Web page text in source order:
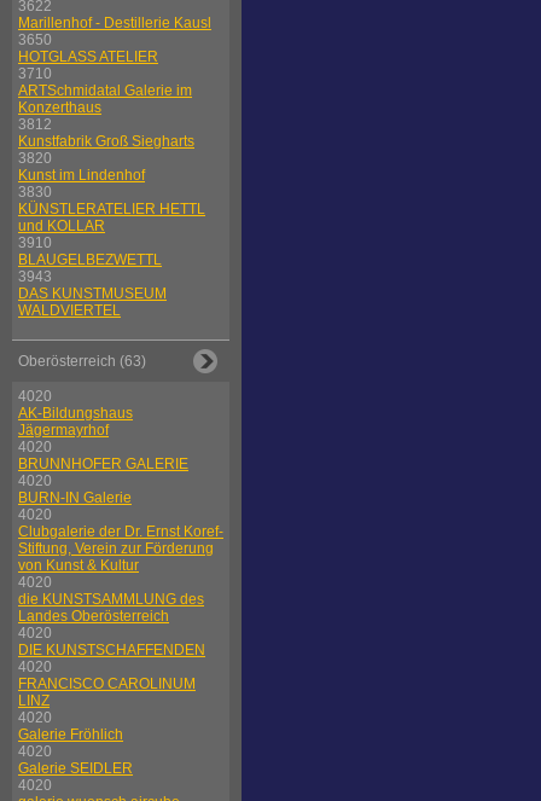
3622
Marillenhof - Destillerie Kausl
3650
HOTGLASS ATELIER
3710
ARTSchmidatal Galerie im
Konzerthaus
3812
Kunstfabrik Groß Siegharts
3820
Kunst im Lindenhof
3830
KÜNSTLERATELIER HETTL
und KOLLAR
3910
BLAUGELBEZWETTL
3943
DAS KUNSTMUSEUM
WALDVIERTEL
Oberösterreich (63)
4020
AK-Bildungshaus
Jägermayrhof
4020
BRUNNHOFER GALERIE
4020
BURN-IN Galerie
4020
Clubgalerie der Dr. Ernst Koref-
Stiftung, Verein zur Förderung
von Kunst & Kultur
4020
die KUNSTSAMMLUNG des
Landes Oberösterreich
4020
DIE KUNSTSCHAFFENDEN
4020
FRANCISCO CAROLINUM
LINZ
4020
Galerie Fröhlich
4020
Galerie SEIDLER
4020